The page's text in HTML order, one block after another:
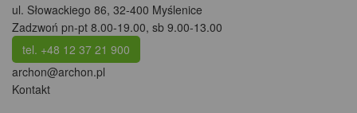
ul. Słowackiego 86, 32-400 Myślenice
Zadzwoń pn-pt 8.00-19.00, sb 9.00-13.00
tel. +48 12 37 21 900
archon@archon.pl
Kontakt